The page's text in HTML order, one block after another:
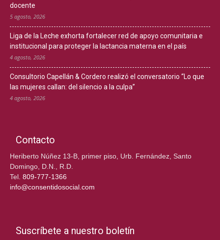
docente
5 agosto, 2026
Liga de la Leche exhorta fortalecer red de apoyo comunitaria e
institucional para proteger la lactancia materna en el país
4 agosto, 2026
Consultorio Capellán & Cordero realizó el conversatorio “Lo que
las mujeres callan: del silencio a la culpa”
4 agosto, 2026
Contacto
Heriberto Núñez 13-B, primer piso, Urb. Fernández, Santo
Domingo, D.N., R.D.
Tel. 809-777-1366
info@consentidosocial.com
Suscríbete a nuestro boletín